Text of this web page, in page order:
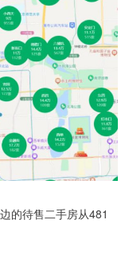
的待售二手房从481